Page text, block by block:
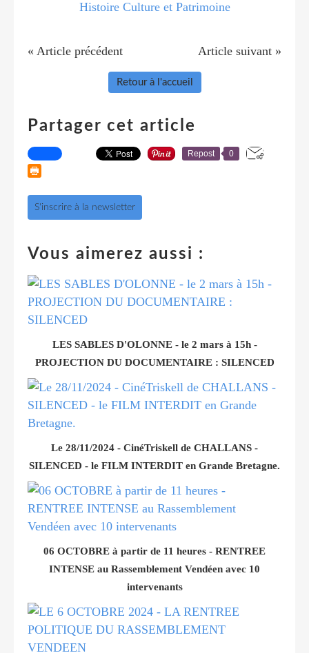
« Article précédent Article suivant »
Retour à l'accueil
Partager cet article
Repost 0
S'inscrire à la newsletter
Vous aimerez aussi :
LES SABLES D'OLONNE - le 2 mars à 15h -
PROJECTION DU DOCUMENTAIRE : SILENCED
Le 28/11/2024 - CinéTriskell de CHALLANS -
SILENCED - le FILM INTERDIT en Grande Bretagne.
06 OCTOBRE à partir de 11 heures - RENTREE
INTENSE au Rassemblement Vendéen avec 10
intervenants